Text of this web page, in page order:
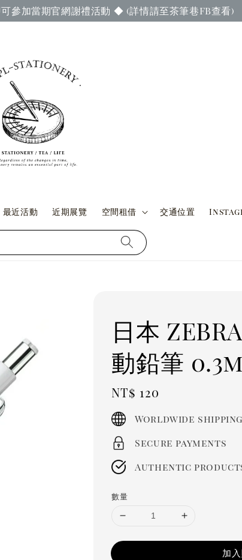
參加當期官網謝禮活動 ◆ (詳情請至茶筆巷FB查看)
最近活動 近期展覽 空間租借 交通位置
日本
動鉛筆
Regular
price
NT$ 120
Worldwide shipping
Secure payments
Authentic
數量
加